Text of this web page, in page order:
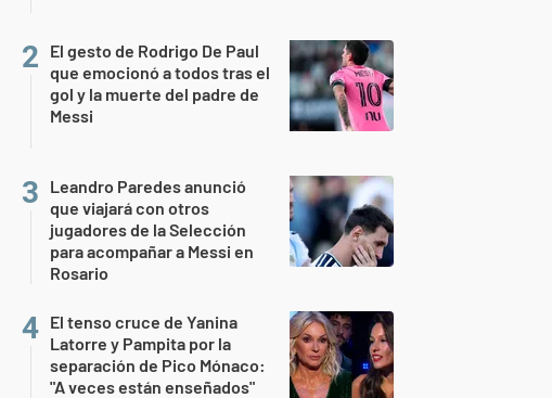
El gesto de Rodrigo De Paul
que emocionó a todos tras el
gol y la muerte del padre de
Messi
Leandro Paredes anunció
que viajará con otros
jugadores de la Selección
para acompañar a Messi en
Rosario
El tenso cruce de Yanina
Latorre y Pampita por la
separación de Pico Mónaco:
"A veces están enseñados"